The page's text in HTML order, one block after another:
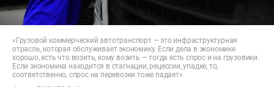
«Грузовой коммерческий автотранспорт — это инфраструктурная
отрасль, которая обслуживает экономику. Если дела в экономике
хорошо, есть что возить, кому возить — тогда есть спрос и на грузовики.
Если экономика находится в стагнации, рецессии, упадке, то,
соответственно, спрос на перевозки тоже падает»